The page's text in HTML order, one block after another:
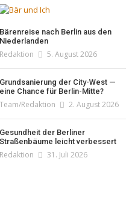
Bärenreise nach Berlin aus den
Niederlanden
Redaktion 5. August 2026
Grundsanierung der City-West —
eine Chance für Berlin-Mitte?
Team/Redaktion 2. August 2026
Gesundheit der Berliner
Straßenbäume leicht verbessert
Redaktion 31. Juli 2026